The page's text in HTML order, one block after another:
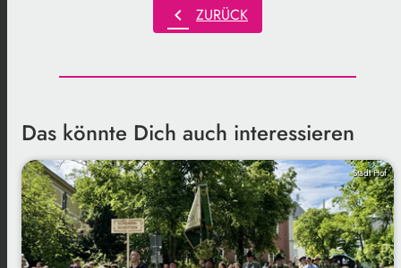
chevron_left ZURÜCK
Das könnte Dich auch interessieren
Stadt Hof